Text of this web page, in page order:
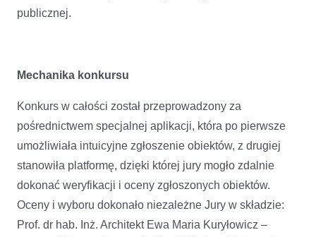
publicznej.
Mechanika konkursu
Konkurs w całości został przeprowadzony za
pośrednictwem specjalnej aplikacji, która po pierwsze
umożliwiała intuicyjne zgłoszenie obiektów, z drugiej
stanowiła platformę, dzięki której jury mogło zdalnie
dokonać weryfikacji i oceny zgłoszonych obiektów.
Oceny i wyboru dokonało niezależne Jury w składzie:
Prof. dr hab. Inż. Architekt Ewa Maria Kuryłowicz –